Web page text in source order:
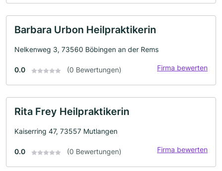
Barbara Urbon Heilpraktikerin
Nelkenweg 3, 73560 Böbingen an der Rems
0.0 (0 Bewertungen) Firma bewerten
Rita Frey Heilpraktikerin
Kaiserring 47, 73557 Mutlangen
0.0 (0 Bewertungen) Firma bewerten